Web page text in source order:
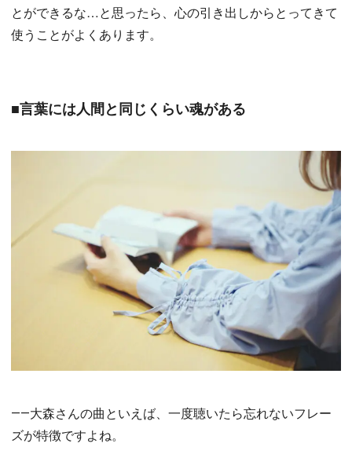
とができるな…と思ったら、心の引き出しからとってきて
使うことがよくあります。
■言葉には人間と同じくらい魂がある
――大森さんの曲といえば、一度聴いたら忘れないフレー
ズが特徴ですよね。